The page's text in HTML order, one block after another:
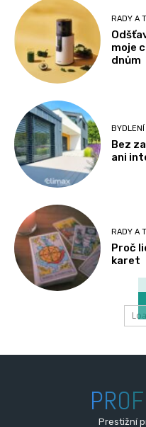
RADY A
moje
dnům
BYDLENÍ
Bez
ani
RADY A
Proč
karet
Prestižní